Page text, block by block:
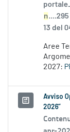
n
13 del
Aree
2027:
Avviso
2026”